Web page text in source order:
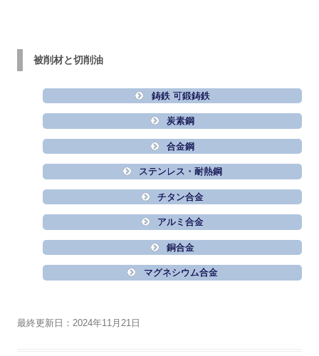
被削材と切削油
鋳鉄 可鍛鋳鉄
炭素鋼
合金鋼
ステンレス・耐熱鋼
チタン合金
アルミ合金
銅合金
マグネシウム合金
最終更新日：2024年11月21日